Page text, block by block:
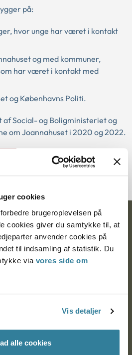
cookies
brugeroplevelsen på
cookies giver du samtykke til, at
anvender cookies på
til indsamling af statistik. Du
via vores side om
Vis detaljer
alle cookies
på:
hvor unge har været i kontakt
og med kommuner,
har været i kontakt med
og Københavns Politi.
af Social- og Boligministeriet og
om Joannahuset i 2020 og 2022.